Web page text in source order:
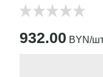
932.00 BYN/